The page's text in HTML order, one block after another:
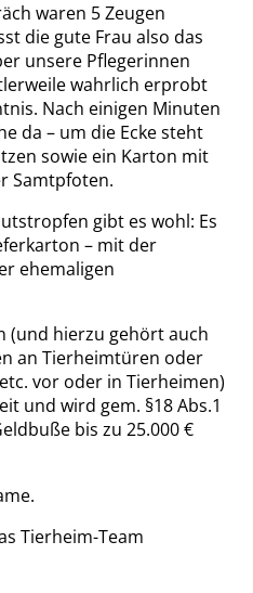
waren 5 Zeugen
die gute Frau also das
unsere Pflegerinnen
wahrlich erprobt
Nach einigen Minuten
da – um die Ecke steht
sowie ein Karton mit
Samtpfoten.
gibt es wohl: Es
– mit der
ehemaligen
(und hierzu gehört auch
an Tierheimtüren oder
vor oder in Tierheimen)
und wird gem. §18 Abs.1
bis zu 25.000 €
Tierheim-Team